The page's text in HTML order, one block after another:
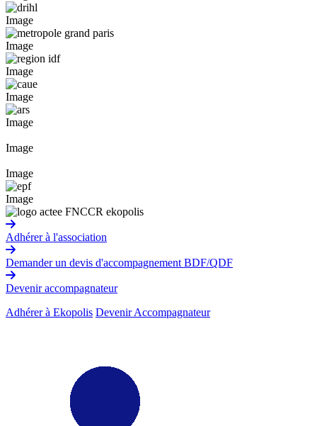
Image
Image
Image
Image
Image
Image
Image
Image
Adhérer à l'association
Demander un devis d'accompagnement BDF/QDF
Devenir accompagnateur
Adhérer à Ekopolis Devenir Accompagnateur